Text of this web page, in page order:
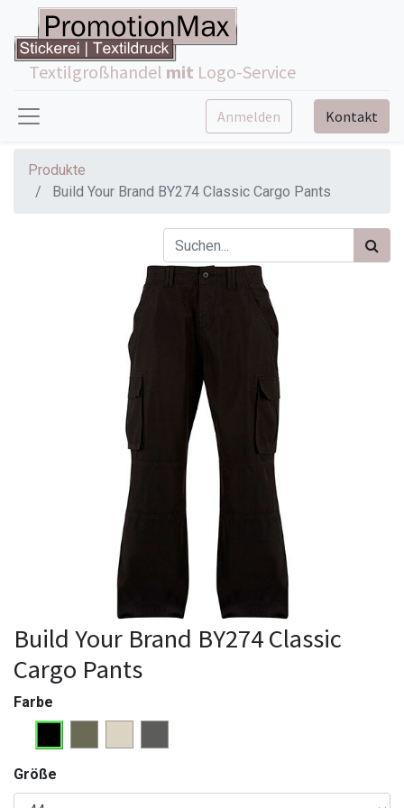
Textilgroßhandel mit Logo-Service
Anmelden Kontakt
Produkte
Build Your Brand BY274 Classic Cargo Pants
Build Your Brand BY274 Classic
Cargo Pants
Farbe
Größe